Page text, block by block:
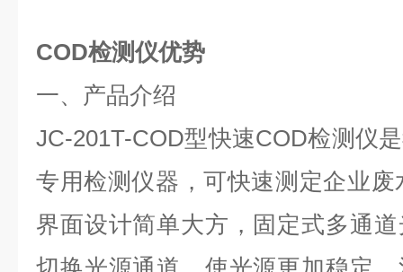
COD检测仪优势
一、产品介绍
JC-201T-COD型快速COD检测仪
专用检测仪器，可快速测定企业
界面设计简单大方，固定式多通